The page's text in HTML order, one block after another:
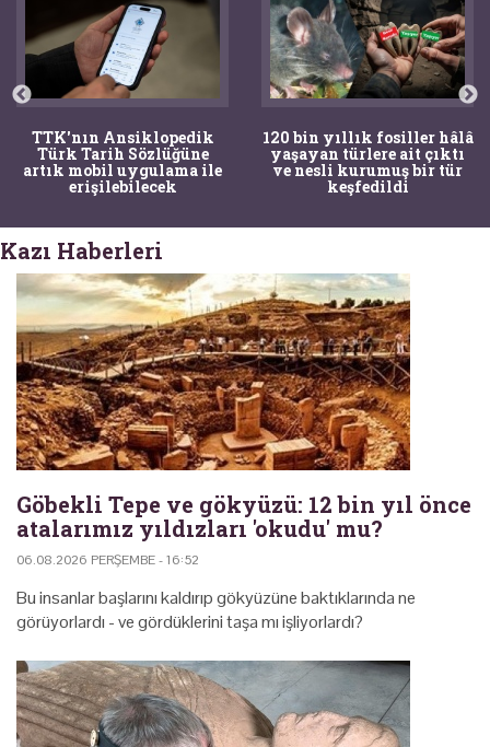
120 bin yıllık fosiller hâlâ
yaşayan türlere ait çıktı
ve nesli kurumuş bir tür
keşfedildi
Bir torba kemik adli
tıpçıları şaşkına çevirdi,
kemiklerin sırrını
arkeologlar çözdü
Kazı Haberleri
Göbekli Tepe ve gökyüzü: 12 bin yıl önce
atalarımız yıldızları 'okudu' mu?
06.08.2026 PERŞEMBE - 16:52
Bu insanlar başlarını kaldırıp gökyüzüne baktıklarında ne
görüyorlardı - ve gördüklerini taşa mı işliyorlardı?